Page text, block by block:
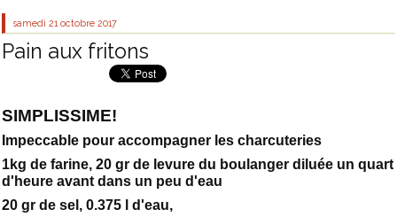
samedi 21 octobre 2017
Pain aux fritons
SIMPLISSIME!
Impeccable pour accompagner les charcuteries
1kg de farine, 20 gr de levure du boulanger diluée un quart
d'heure avant dans un peu d'eau
20 gr de sel, 0.375 l d'eau,